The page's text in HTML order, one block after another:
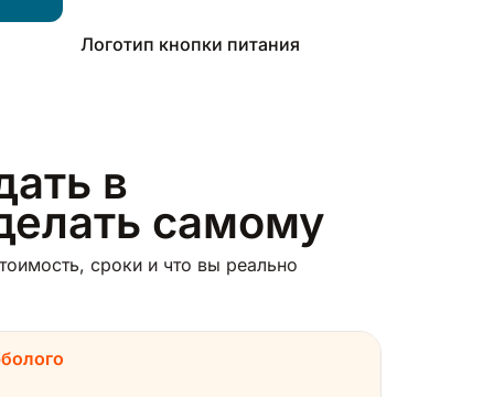
Логотип кнопки питания
в
самому
сроки и что вы реально